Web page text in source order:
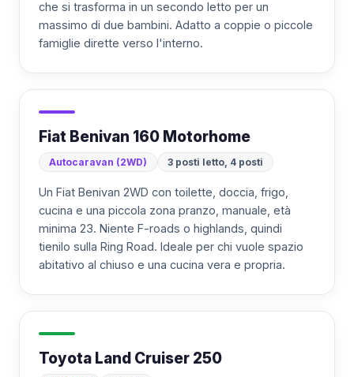
che si trasforma in un secondo letto per un
massimo di due bambini. Adatto a coppie o piccole
famiglie dirette verso l'interno.
Fiat Benivan 160 Motorhome
Autocaravan (2WD) 3 posti letto, 4 posti
Un Fiat Benivan 2WD con toilette, doccia, frigo,
cucina e una piccola zona pranzo, manuale, età
minima 23. Niente F-roads o highlands, quindi
tienilo sulla Ring Road. Ideale per chi vuole spazio
abitativo al chiuso e una cucina vera e propria.
Toyota Land Cruiser 250